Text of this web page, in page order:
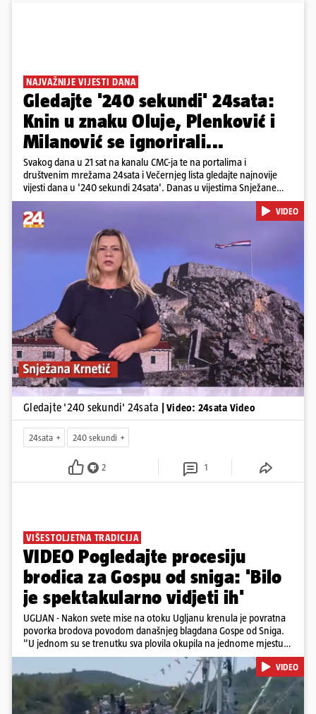
NAJVAŽNIJE VIJESTI DANA
Gledajte '240 sekundi' 24sata:
Knin u znaku Oluje, Plenković i
Milanović se ignorirali...
Svakog dana u 21 sat na kanalu CMC-ja te na portalima i
društvenim mrežama 24sata i Večernjeg lista gledajte najnovije
vijesti dana u '240 sekundi 24sata'. Danas u vijestima Snježane
Krnetić: Hrvatska je obilježila 31. obljetnicu Oluje, a pažnju je
privuklo ignoriranje predsjednika Zorana Milanovića i premijera
Andreja Plenkovića u Kninu. Donosimo i detalje o većim
braniteljskim mirovinama, apelu obitelji Hrvata u komi u Irskoj,
upozorenjima nakon nove tragedije na električnom romobilu te
smanjenju proizvodnje u nuklearnoj elektrani Krško.
Pokretanje videa...
VIDEO
Gledajte '240 sekundi' 24sata | Video: 24sata Video
24sata 240 sekundi
2 1
VIŠESTOLJETNA TRADICIJA
VIDEO Pogledajte procesiju
brodica za Gospu od sniga: 'Bilo
je spektakularno vidjeti ih'
UGLJAN - Nakon svete mise na otoku Ugljanu krenula je povratna
povorka brodova povodom današnjeg blagdana Gospe od Sniga.
"U jednom su se trenutku sva plovila okupila na jednome mjestu
te sinkronizirano kružila sljedećih deset minuta, što je izgledalo
spektakularno", kazala nam je čitateljica koja je snimila povorku.
Posebno atraktivan prizor bio je, kako je rekla, kada su se pojedini
sudionici popeli na vrhove brodova i mahali upaljenim bakljama.
Na nekim su brodovima bili svirači, što je dodatno pridonijelo
VIDEO